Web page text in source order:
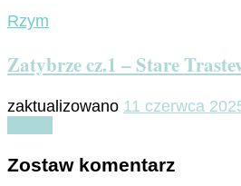
Rzym
Zatybrze cz.1 – Stare
zaktualizowano 11 czerwca
Zostaw komentarz